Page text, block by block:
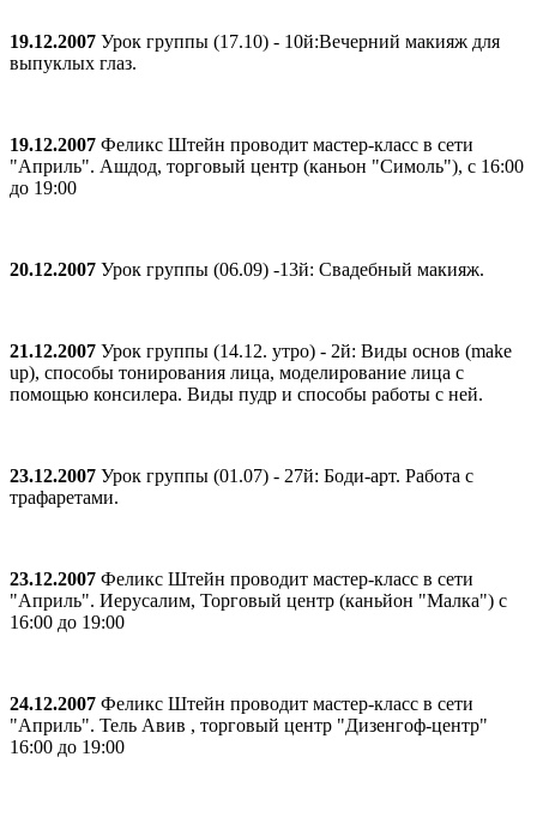
19.12.2007 Урок группы (17.10) - 10й:Вечерний макияж для
выпуклых глаз.
19.12.2007 Феликс Штейн проводит мастер-класс в сети
"Априль". Ашдод, торговый центр (каньон "Симоль"), с 16:00
до 19:00
20.12.2007 Урок группы (06.09) -13й: Свадебный макияж.
21.12.2007 Урок группы (14.12. утро) - 2й: Виды основ (make
up), способы тонирования лица, моделирование лица с
помощью консилера. Виды пудр и способы работы с ней.
23.12.2007 Урок группы (01.07) - 27й: Боди-арт. Работа с
трафаретами.
23.12.2007 Феликс Штейн проводит мастер-класс в сети
"Априль". Иерусалим, Торговый центр (каньйон "Малка") с
16:00 до 19:00
24.12.2007 Феликс Штейн проводит мастер-класс в сети
"Априль". Тель Авив , торговый центр "Дизенгоф-центр"
16:00 до 19:00